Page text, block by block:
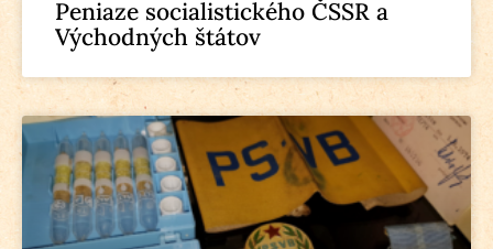
Peniaze socialistického ČSSR a
Východných štátov